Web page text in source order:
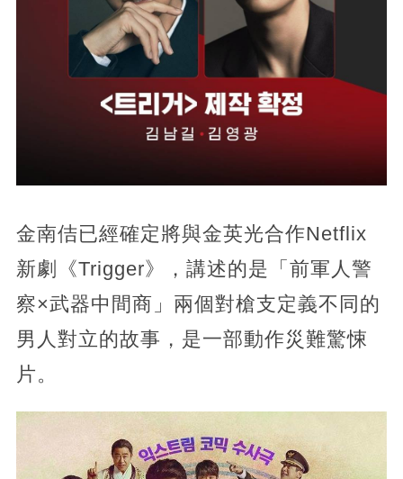
金南佶已經確定將與金英光合作Netflix
新劇《Trigger》，講述的是「前軍人警
察×武器中間商」兩個對槍支定義不同的
男人對立的故事，是一部動作災難驚悚
片。